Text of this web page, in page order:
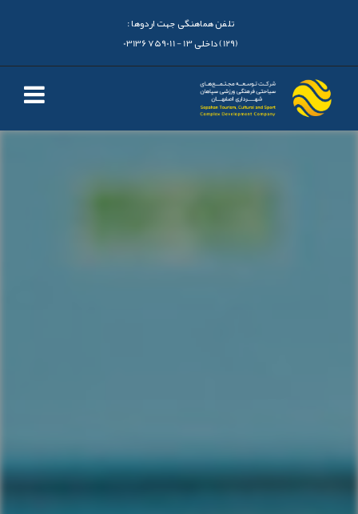
تلفن هماهنگی جهت اردوها :